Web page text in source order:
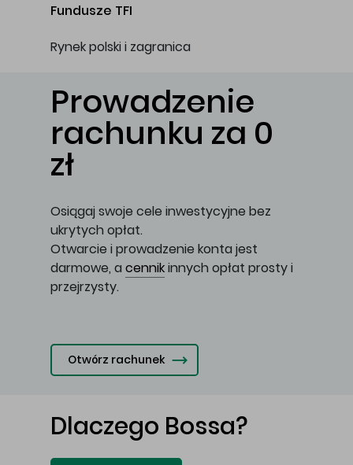
Fundusze TFI
Rynek polski i zagranica
Prowadzenie
rachunku za 0
zł
Osiągaj swoje cele inwestycyjne bez
ukrytych opłat.
Otwarcie i prowadzenie konta jest
darmowe, a cennikinnych opłat prosty i
przejrzysty.
Otwórz rachunek
Dlaczego Bossa?